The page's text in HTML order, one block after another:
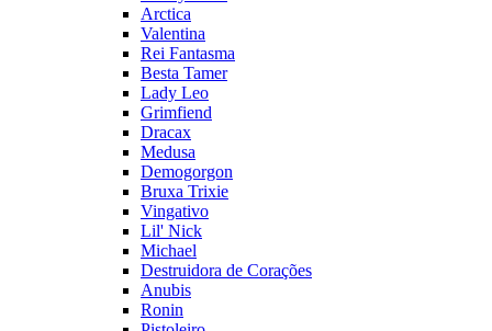
Arctica
Valentina
Rei Fantasma
Besta Tamer
Lady Leo
Grimfiend
Dracax
Medusa
Demogorgon
Bruxa Trixie
Vingativo
Lil' Nick
Michael
Destruidora de Corações
Anubis
Ronin